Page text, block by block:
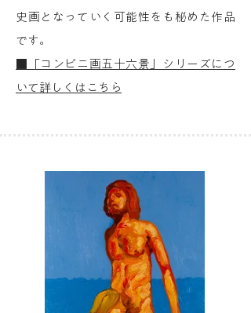
史画となっていく可能性をも秘めた作品
です。
■「コンビニ画五十六景」シリーズにつ
いて詳しくはこちら​